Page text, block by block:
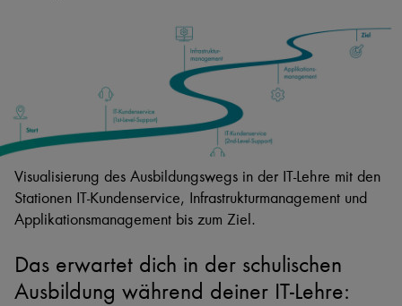
Visualisierung des Ausbildungswegs in der IT-Lehre mit den
Stationen IT-Kundenservice, Infrastrukturmanagement und
Applikationsmanagement bis zum Ziel.
Das erwartet dich in der schulischen
Ausbildung während deiner IT-Lehre: